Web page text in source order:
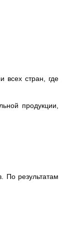
всех стран, где
продукции,
По результатам